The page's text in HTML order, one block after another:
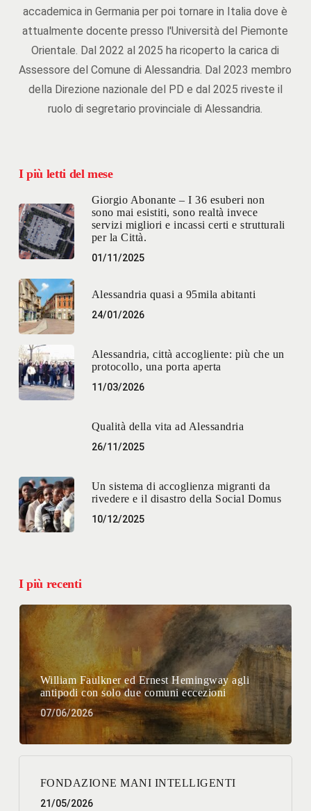
accademica in Germania per poi tornare in Italia dove è
attualmente docente presso l'Università del Piemonte
Orientale. Dal 2022 al 2025 ha ricoperto la carica di
Assessore del Comune di Alessandria. Dal 2023 membro
della Direzione nazionale del PD e dal 2025 riveste il
ruolo di segretario provinciale di Alessandria.
I più letti del mese
Giorgio Abonante – I 36 esuberi non
sono mai esistiti, sono realtà invece
servizi migliori e incassi certi e strutturali
per la Città.
01/11/2025
Alessandria quasi a 95mila abitanti
24/01/2026
Alessandria, città accogliente: più che un
protocollo, una porta aperta
11/03/2026
Qualità della vita ad Alessandria
26/11/2025
Un sistema di accoglienza migranti da
rivedere e il disastro della Social Domus
10/12/2025
I più recenti
William Faulkner ed Ernest Hemingway agli
antipodi con solo due comuni eccezioni
07/06/2026
FONDAZIONE MANI INTELLIGENTI
21/05/2026